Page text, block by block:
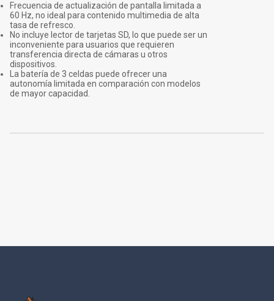
Frecuencia de actualización de pantalla limitada a
60 Hz, no ideal para contenido multimedia de alta
tasa de refresco.
No incluye lector de tarjetas SD, lo que puede ser un
inconveniente para usuarios que requieren
transferencia directa de cámaras u otros
dispositivos.
La batería de 3 celdas puede ofrecer una
autonomía limitada en comparación con modelos
de mayor capacidad.